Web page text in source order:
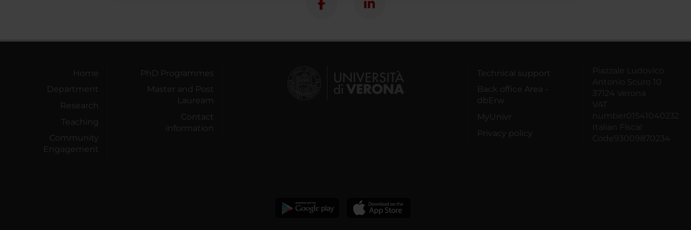
Home
Department
Research
Teaching
Community
Engagement
PhD Programmes
Master and Post
Lauream
Contact
information
Technical support
Back office Area -
dbErw
MyUnivr
Privacy policy
Piazzale Ludovico
Antonio Scuro 10
37124 Verona
VAT
number01541040232
Italian Fiscal
Code93009870234